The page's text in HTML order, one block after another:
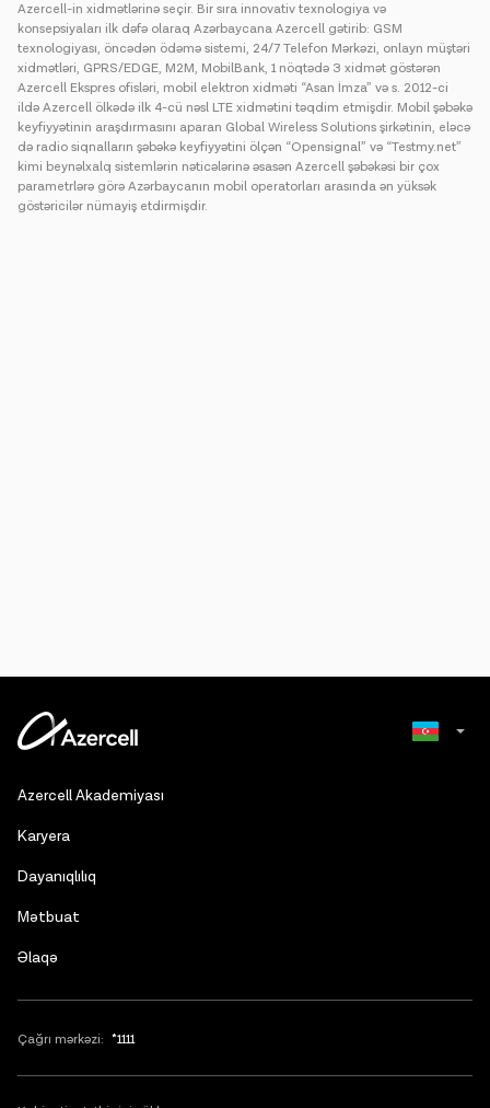
Azercell-in xidmətlərinə seçir. Bir sıra innovativ texnologiya və
konsepsiyaları ilk dəfə olaraq Azərbaycana Azercell gətirib: GSM
texnologiyası, öncədən ödəmə sistemi, 24/7 Telefon Mərkəzi, onlayn müştəri
xidmətləri, GPRS/EDGE, M2M, MobilBank, 1 nöqtədə 3 xidmət göstərən
Azercell Ekspres ofisləri, mobil elektron xidməti “Asan İmza” və s. 2012-ci
ildə Azercell ölkədə ilk 4-cü nəsl LTE xidmətini təqdim etmişdir. Mobil şəbəkə
keyfiyyətinin araşdırmasını aparan Global Wireless Solutions şirkətinin, eləcə
də radio siqnalların şəbəkə keyfiyyətini ölçən “Opensignal” və “Testmy.net”
kimi beynəlxalq sistemlərin nəticələrinə əsasən Azercell şəbəkəsi bir çox
parametrlərə görə Azərbaycanın mobil operatorları arasında ən yüksək
göstəricilər nümayiş etdirmişdir.
Azercell Akademiyası
Karyera
Dayanıqlılıq
Mətbuat
Əlaqə
Çağrı mərkəzi: *1111